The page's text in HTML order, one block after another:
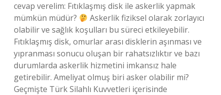
cevap verelim: Fıtıklaşmış disk ile askerlik yapmak
mümkün müdür?
Askerlik fiziksel olarak zorlayıcı
olabilir ve sağlık koşulları bu süreci etkileyebilir.
Fıtıklaşmış disk, omurlar arası disklerin aşınması ve
yıpranması sonucu oluşan bir rahatsızlıktır ve bazı
durumlarda askerlik hizmetini imkansız hale
getirebilir. Ameliyat olmuş biri asker olabilir mi?
Geçmişte Türk Silahlı Kuvvetleri içerisinde